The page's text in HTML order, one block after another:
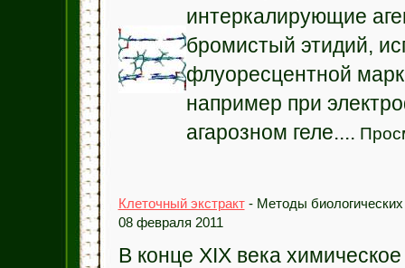
интеркалирующие
бромистый этидий,
флуоресцентной
например при
агарозном геле....
Клеточный экстракт- Методы
08 февраля 2011
В конце XIX века